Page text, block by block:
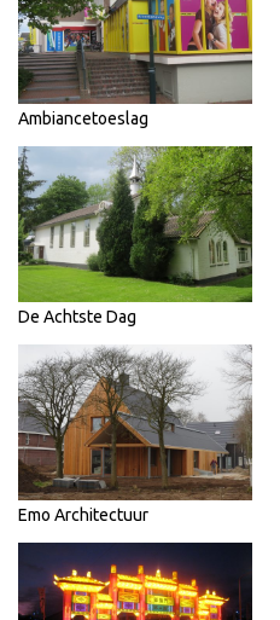
Ambiancetoeslag
De Achtste Dag
Emo Architectuur